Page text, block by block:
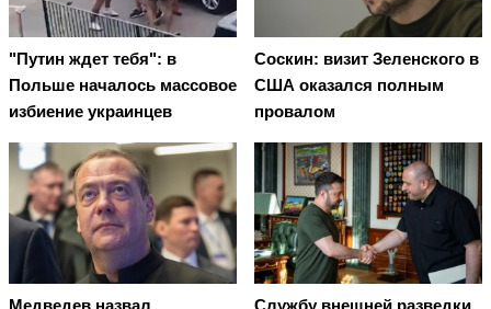
"Путин ждет тебя": в
Польше началось массовое
избиение украинцев
Соскин: визит Зеленского в
США оказался полным
провалом
Медведев назвал
Службу внешней разведки